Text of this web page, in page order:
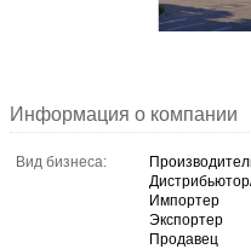
Информация о компании
Вид бизнеса:
Импортер
Экспортер
Продавец